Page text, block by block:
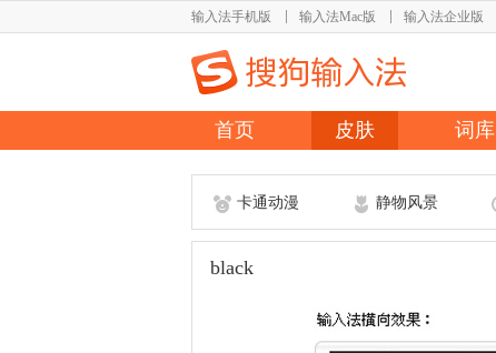
输入法手机版 输入法Mac版 输入法企业版
首页 皮肤 词库
卡通动漫 静物风景
black